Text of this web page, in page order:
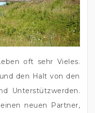
oft sehr Vieles.
den Halt von den
Unterstützwerden.
neuen Partner,